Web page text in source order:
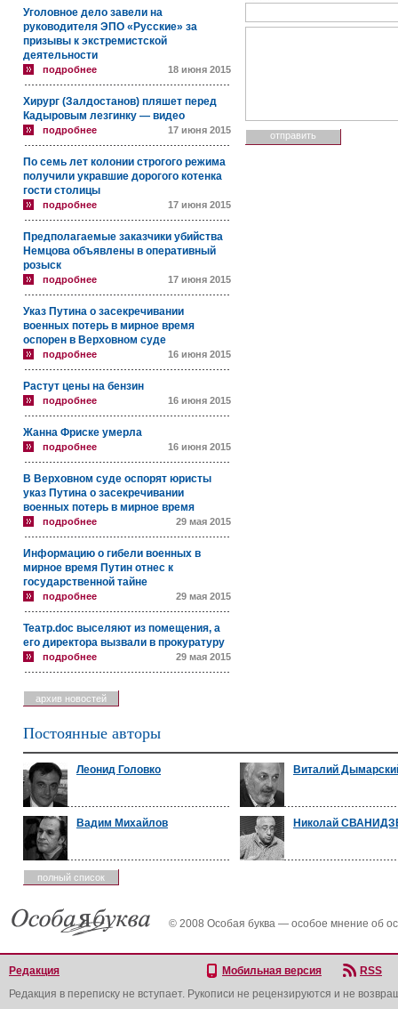
Уголовное дело завели на
руководителя ЭПО «Русские» за
призывы к экстремистской
деятельности
подробнее 18 июня 2015
Хирург (Залдостанов) пляшет перед
Кадыровым лезгинку — видео
подробнее 17 июня 2015
По семь лет колонии строгого режима
получили укравшие дорогого котенка
гости столицы
подробнее 17 июня 2015
Предполагаемые заказчики убийства
Немцова объявлены в оперативный
розыск
подробнее 17 июня 2015
Указ Путина о засекречивании
военных потерь в мирное время
оспорен в Верховном суде
подробнее 16 июня 2015
Растут цены на бензин
подробнее 16 июня 2015
Жанна Фриске умерла
подробнее 16 июня 2015
В Верховном суде оспорят юристы
указ Путина о засекречивании
военных потерь в мирное время
подробнее 29 мая 2015
Информацию о гибели военных в
мирное время Путин отнес к
государственной тайне
подробнее 29 мая 2015
Театр.doc выселяют из помещения, а
его директора вызвали в прокуратуру
подробнее 29 мая 2015
архив новостей
Постоянные авторы
Леонид Головко Виталий
Вадим Михайлов Николай
полный список
© 2008 Особая буква — особое мнение об
Редакция Мобильная версия
RSS
Редакция в переписку не вступает. Рукописи не рецензируются и не